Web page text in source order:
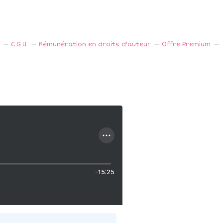
C.G.U. Rémunération en droits d'auteur
Offre Premium
-15:25